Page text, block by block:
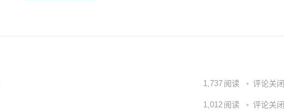
1,737 阅读 评论关闭
1,012 阅读 评论关闭